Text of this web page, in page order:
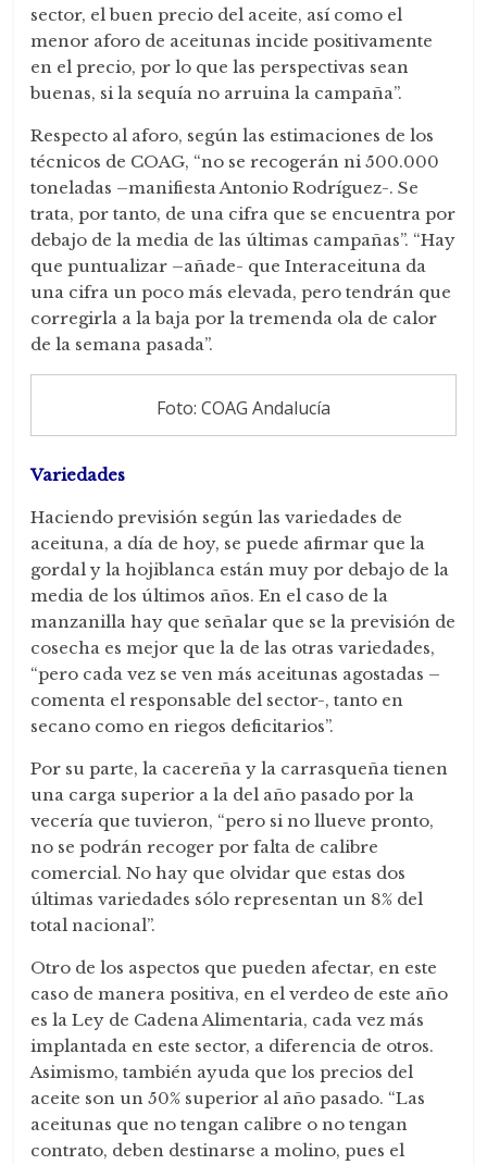
sector, el buen precio del aceite, así como el
menor aforo de aceitunas incide positivamente
en el precio, por lo que las perspectivas sean
buenas, si la sequía no arruina la campaña”.
Respecto al aforo, según las estimaciones de los
técnicos de COAG, “no se recogerán ni 500.000
toneladas –manifiesta Antonio Rodríguez-. Se
trata, por tanto, de una cifra que se encuentra por
debajo de la media de las últimas campañas”. “Hay
que puntualizar –añade- que Interaceituna da
una cifra un poco más elevada, pero tendrán que
corregirla a la baja por la tremenda ola de calor
de la semana pasada”.
Foto: COAG Andalucía
Variedades
Haciendo previsión según las variedades de
aceituna, a día de hoy, se puede afirmar que la
gordal y la hojiblanca están muy por debajo de la
media de los últimos años. En el caso de la
manzanilla hay que señalar que se la previsión de
cosecha es mejor que la de las otras variedades,
“pero cada vez se ven más aceitunas agostadas –
comenta el responsable del sector-, tanto en
secano como en riegos deficitarios”.
Por su parte, la cacereña y la carrasqueña tienen
una carga superior a la del año pasado por la
vecería que tuvieron, “pero si no llueve pronto,
no se podrán recoger por falta de calibre
comercial. No hay que olvidar que estas dos
últimas variedades sólo representan un 8% del
total nacional”.
Otro de los aspectos que pueden afectar, en este
caso de manera positiva, en el verdeo de este año
es la Ley de Cadena Alimentaria, cada vez más
implantada en este sector, a diferencia de otros.
Asimismo, también ayuda que los precios del
aceite son un 50% superior al año pasado. “Las
aceitunas que no tengan calibre o no tengan
contrato, deben destinarse a molino, pues el